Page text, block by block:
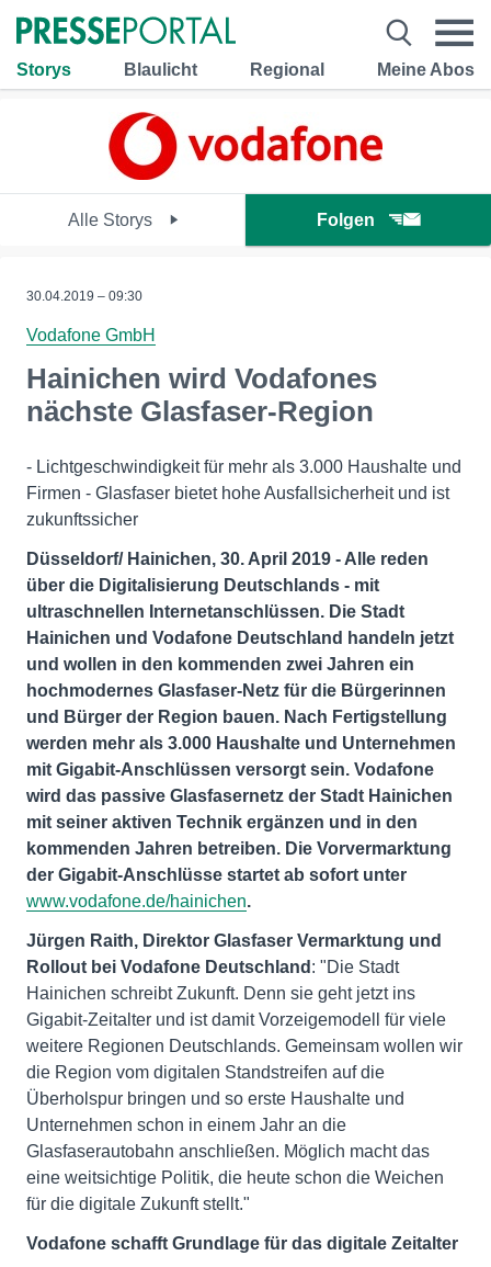
Storys Blaulicht Regional Meine Abos
Alle Storys Folgen
30.04.2019 – 09:30
Vodafone GmbH
Hainichen wird Vodafones
nächste Glasfaser-Region
- Lichtgeschwindigkeit für mehr als 3.000 Haushalte und
Firmen - Glasfaser bietet hohe Ausfallsicherheit und ist
zukunftssicher
Düsseldorf/ Hainichen, 30. April 2019 - Alle reden
über die Digitalisierung Deutschlands - mit
ultraschnellen Internetanschlüssen. Die Stadt
Hainichen und Vodafone Deutschland handeln jetzt
und wollen in den kommenden zwei Jahren ein
hochmodernes Glasfaser-Netz für die Bürgerinnen
und Bürger der Region bauen. Nach Fertigstellung
werden mehr als 3.000 Haushalte und Unternehmen
mit Gigabit-Anschlüssen versorgt sein. Vodafone
wird das passive Glasfasernetz der Stadt Hainichen
mit seiner aktiven Technik ergänzen und in den
kommenden Jahren betreiben. Die Vorvermarktung
der Gigabit-Anschlüsse startet ab sofort unter
www.vodafone.de/hainichen.
Jürgen Raith, Direktor Glasfaser Vermarktung und
Rollout bei Vodafone Deutschland : "Die Stadt
Hainichen schreibt Zukunft. Denn sie geht jetzt ins
Gigabit-Zeitalter und ist damit Vorzeigemodell für viele
weitere Regionen Deutschlands. Gemeinsam wollen wir
die Region vom digitalen Standstreifen auf die
Überholspur bringen und so erste Haushalte und
Unternehmen schon in einem Jahr an die
Glasfaserautobahn anschließen. Möglich macht das
eine weitsichtige Politik, die heute schon die Weichen
für die digitale Zukunft stellt."
Vodafone schafft Grundlage für das digitale Zeitalter